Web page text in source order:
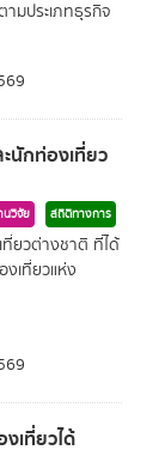
ามประเภทธุรกิจ
นักท่องเที่ยว
นวิจัย สถิติทางการ
ที่ยวต่างชาติ ที่ได้
งเที่ยวแห่ง
เที่ยวได้